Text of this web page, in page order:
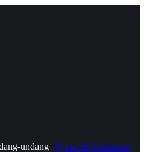
undang | Syarat & Ketentuan